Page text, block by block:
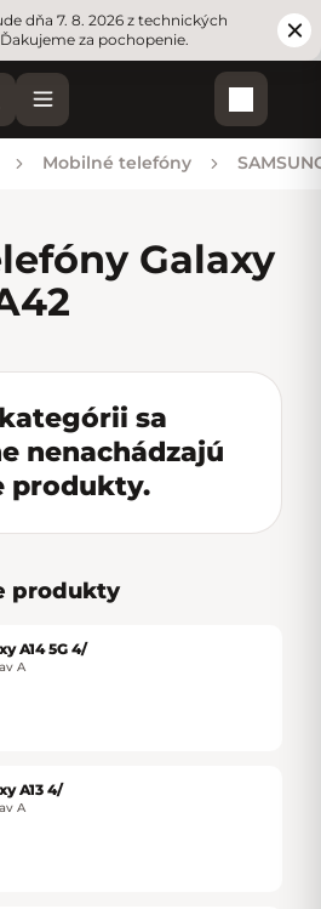
dňa 7. 8. 2026 z technických
za pochopenie.
Mobilné telefóny
Galaxy
sa
nenachádzajú
produkty.
produkty
A14 5G 4/
A
A13 4/
A